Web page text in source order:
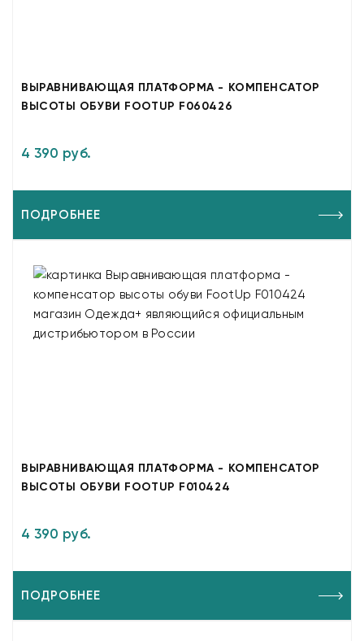
ВЫРАВНИВАЮЩАЯ ПЛАТФОРМА - КОМПЕНСАТОР
ВЫСОТЫ ОБУВИ FOOTUP F060426
4 390 руб.
ПОДРОБНЕЕ
ВЫРАВНИВАЮЩАЯ ПЛАТФОРМА - КОМПЕНСАТОР
ВЫСОТЫ ОБУВИ FOOTUP F010424
4 390 руб.
ПОДРОБНЕЕ